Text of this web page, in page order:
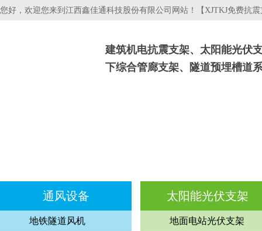
您好，欢迎您来到江西鑫佳通科技股份有限公司网站！【XJTKJ免费抗
建筑机电抗震支架、太阳能光伏
下综合管廊支架、隧道预埋槽道
通风设备
地铁隧道风机
太阳能光伏支架
地面电站光伏支架